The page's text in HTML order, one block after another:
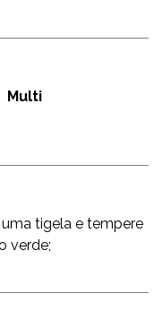
Multi
tigela e tempere
verde;